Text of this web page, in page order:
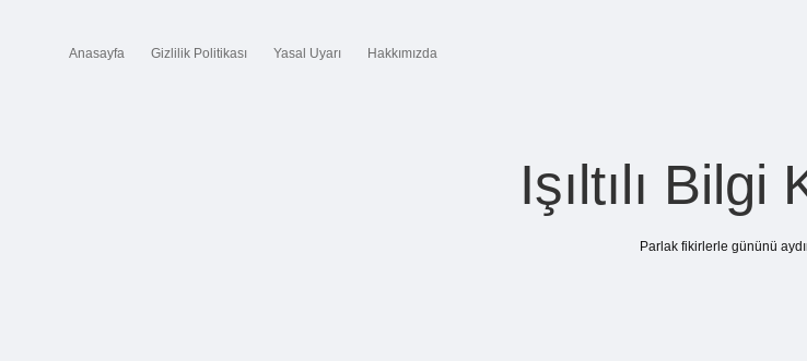
Anasayfa Gizlilik Politikası Yasal Uyarı Hakkımızda
Işıltılı Bilgi
Parlak fikirlerle gününü